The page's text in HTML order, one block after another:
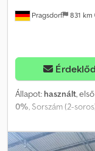
Pragsdorf 831 km
Állapot: használt,
0%, Sorszám (2-
betakarító traktorba
vezérlővel a kidobó
teljeskörűen